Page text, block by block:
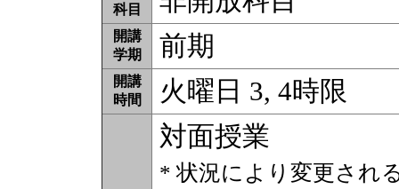
科目
開講
学期
前期
開講
時間
火曜日 3, 4時限
対面授業
* 状況により変更され